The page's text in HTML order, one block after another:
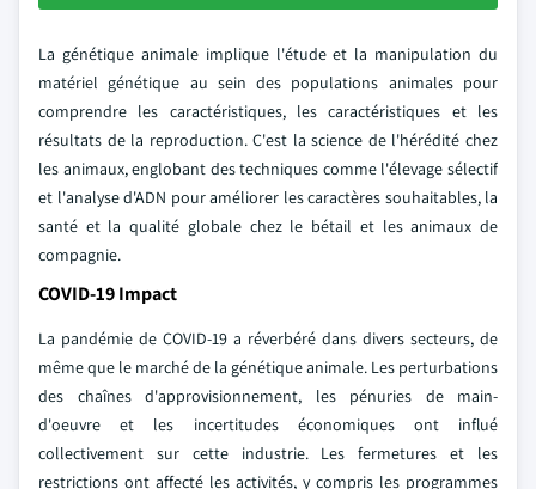
La génétique animale implique l'étude et la manipulation du
matériel génétique au sein des populations animales pour
comprendre les caractéristiques, les caractéristiques et les
résultats de la reproduction. C'est la science de l'hérédité chez
les animaux, englobant des techniques comme l'élevage sélectif
et l'analyse d'ADN pour améliorer les caractères souhaitables, la
santé et la qualité globale chez le bétail et les animaux de
compagnie.
COVID-19 Impact
La pandémie de COVID-19 a réverbéré dans divers secteurs, de
même que le marché de la génétique animale. Les perturbations
des chaînes d'approvisionnement, les pénuries de main-
d'oeuvre et les incertitudes économiques ont influé
collectivement sur cette industrie. Les fermetures et les
restrictions ont affecté les activités, y compris les programmes